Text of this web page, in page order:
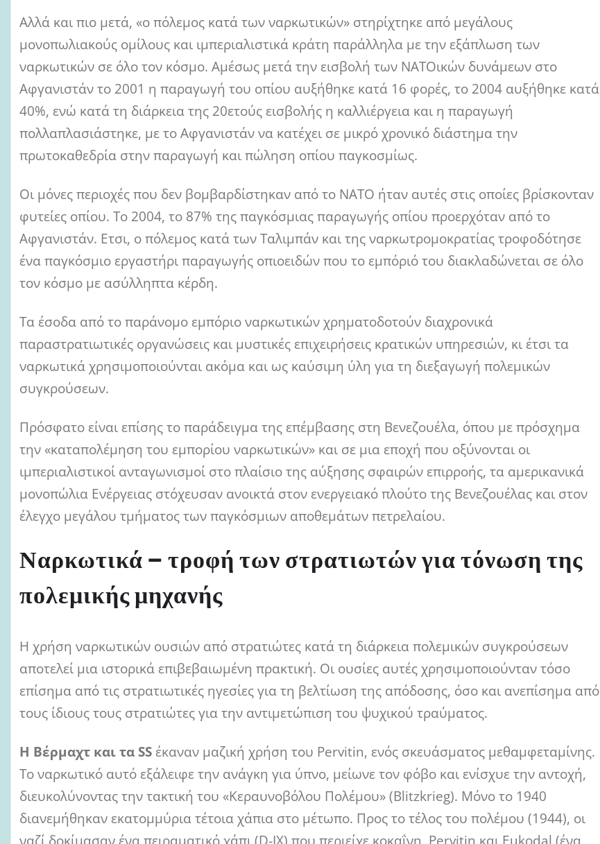
Αλλά και πιο μετά, «ο πόλεμος κατά των ναρκωτικών» στηρίχτηκε από μεγάλους
μονοπωλιακούς ομίλους και ιμπεριαλιστικά κράτη παράλληλα με την εξάπλωση των
ναρκωτικών σε όλο τον κόσμο. Αμέσως μετά την εισβολή των ΝΑΤΟικών δυνάμεων στο
Αφγανιστάν το 2001 η παραγωγή του οπίου αυξήθηκε κατά 16 φορές, το 2004 αυξήθηκε κατά
40%, ενώ κατά τη διάρκεια της 20ετούς εισβολής η καλλιέργεια και η παραγωγή
πολλαπλασιάστηκε, με το Αφγανιστάν να κατέχει σε μικρό χρονικό διάστημα την
πρωτοκαθεδρία στην παραγωγή και πώληση οπίου παγκοσμίως.
Οι μόνες περιοχές που δεν βομβαρδίστηκαν από το ΝΑΤΟ ήταν αυτές στις οποίες βρίσκονταν
φυτείες οπίου. Το 2004, το 87% της παγκόσμιας παραγωγής οπίου προερχόταν από το
Αφγανιστάν. Ετσι, ο πόλεμος κατά των Ταλιμπάν και της ναρκωτρομοκρατίας τροφοδότησε
ένα παγκόσμιο εργαστήρι παραγωγής οπιοειδών που το εμπόριό του διακλαδώνεται σε όλο
τον κόσμο με ασύλληπτα κέρδη.
Tα έσοδα από το παράνομο εμπόριο ναρκωτικών χρηματοδοτούν διαχρονικά
παραστρατιωτικές οργανώσεις και μυστικές επιχειρήσεις κρατικών υπηρεσιών, κι έτσι τα
ναρκωτικά χρησιμοποιούνται ακόμα και ως καύσιμη ύλη για τη διεξαγωγή πολεμικών
συγκρούσεων.
Πρόσφατο είναι επίσης το παράδειγμα της επέμβασης στη Βενεζουέλα, όπου με πρόσχημα
την «καταπολέμηση του εμπορίου ναρκωτικών» και σε μια εποχή που οξύνονται οι
ιμπεριαλιστικοί ανταγωνισμοί στο πλαίσιο της αύξησης σφαιρών επιρροής, τα αμερικανικά
μονοπώλια Ενέργειας στόχευσαν ανοικτά στον ενεργειακό πλούτο της Βενεζουέλας και στον
έλεγχο μεγάλου τμήματος των παγκόσμιων αποθεμάτων πετρελαίου.
Ναρκωτικά – τροφή των στρατιωτών για τόνωση της
πολεμικής μηχανής
Η χρήση ναρκωτικών ουσιών από στρατιώτες κατά τη διάρκεια πολεμικών συγκρούσεων
αποτελεί μια ιστορικά επιβεβαιωμένη πρακτική. Οι ουσίες αυτές χρησιμοποιούνταν τόσο
επίσημα από τις στρατιωτικές ηγεσίες για τη βελτίωση της απόδοσης, όσο και ανεπίσημα από
τους ίδιους τους στρατιώτες για την αντιμετώπιση του ψυχικού τραύματος.
Η Βέρμαχτ και τα SS έκαναν μαζική χρήση του Pervitin, ενός σκευάσματος μεθαμφεταμίνης.
Το ναρκωτικό αυτό εξάλειφε την ανάγκη για ύπνο, μείωνε τον φόβο και ενίσχυε την αντοχή,
διευκολύνοντας την τακτική του «Κεραυνοβόλου Πολέμου» (Blitzkrieg). Μόνο το 1940
διανεμήθηκαν εκατομμύρια τέτοια χάπια στο μέτωπο. Προς το τέλος του πολέμου (1944), οι